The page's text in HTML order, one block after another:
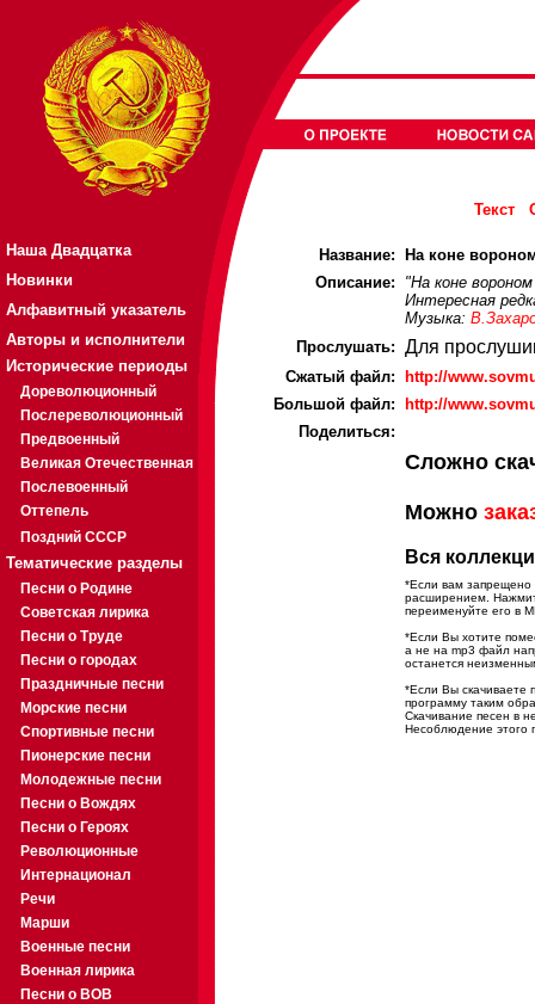
Наша Двадцатка
Новинки
Алфавитный указатель
Авторы и исполнители
Исторические периоды
Дореволюционный
Послереволюционный
Предвоенный
Великая Отечественная
Послевоенный
Оттепель
Поздний СССР
Тематические разделы
Песни о Родине
Советская лирика
Песни о Труде
Песни о городах
Праздничные песни
Морские песни
Спортивные песни
Пионерские песни
Молодежные песни
Песни о Вождях
Песни о Героях
Революционные
Интернационал
Речи
Марши
Военные песни
Военная лирика
Песни о ВОВ
Текст
Название:
На коне
Описание:
"На коне
Интересная
Музыка:
Прослушать: Для
Cжатый файл:
http://
Большой файл:
http://
Поделиться:
Сложно
Можно
Вся
*Если вам запрещено
расширением.
переименуйте его в
*Если Вы хотите
а не на mp3 файл
останется
*Если Вы скачиваете
программу таким
Скачивание песен в
Несоблюдение этого